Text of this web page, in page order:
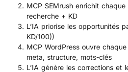
MCP SEMrush enrichit
recherche + KD
L’IA priorise les opportunités
KD/100))
MCP WordPress ouvre
meta, structure, mots-clés
L’IA génère les corrections et